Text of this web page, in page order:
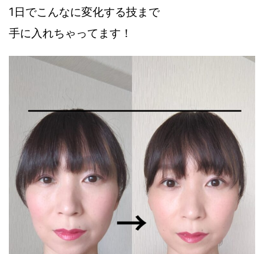
1日でこんなに変化する技まで
手に入れちゃってます！